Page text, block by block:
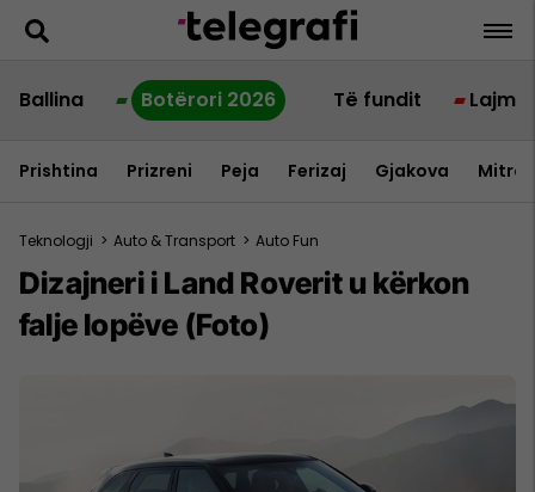
Ballina Botërori 2026 Të fundit Lajme
Prishtina Prizreni Peja Ferizaj Gjakova
Teknologji > Auto & Transport > Auto Fun
Dizajneri i Land Roverit u kërkon
falje lopëve (Foto)